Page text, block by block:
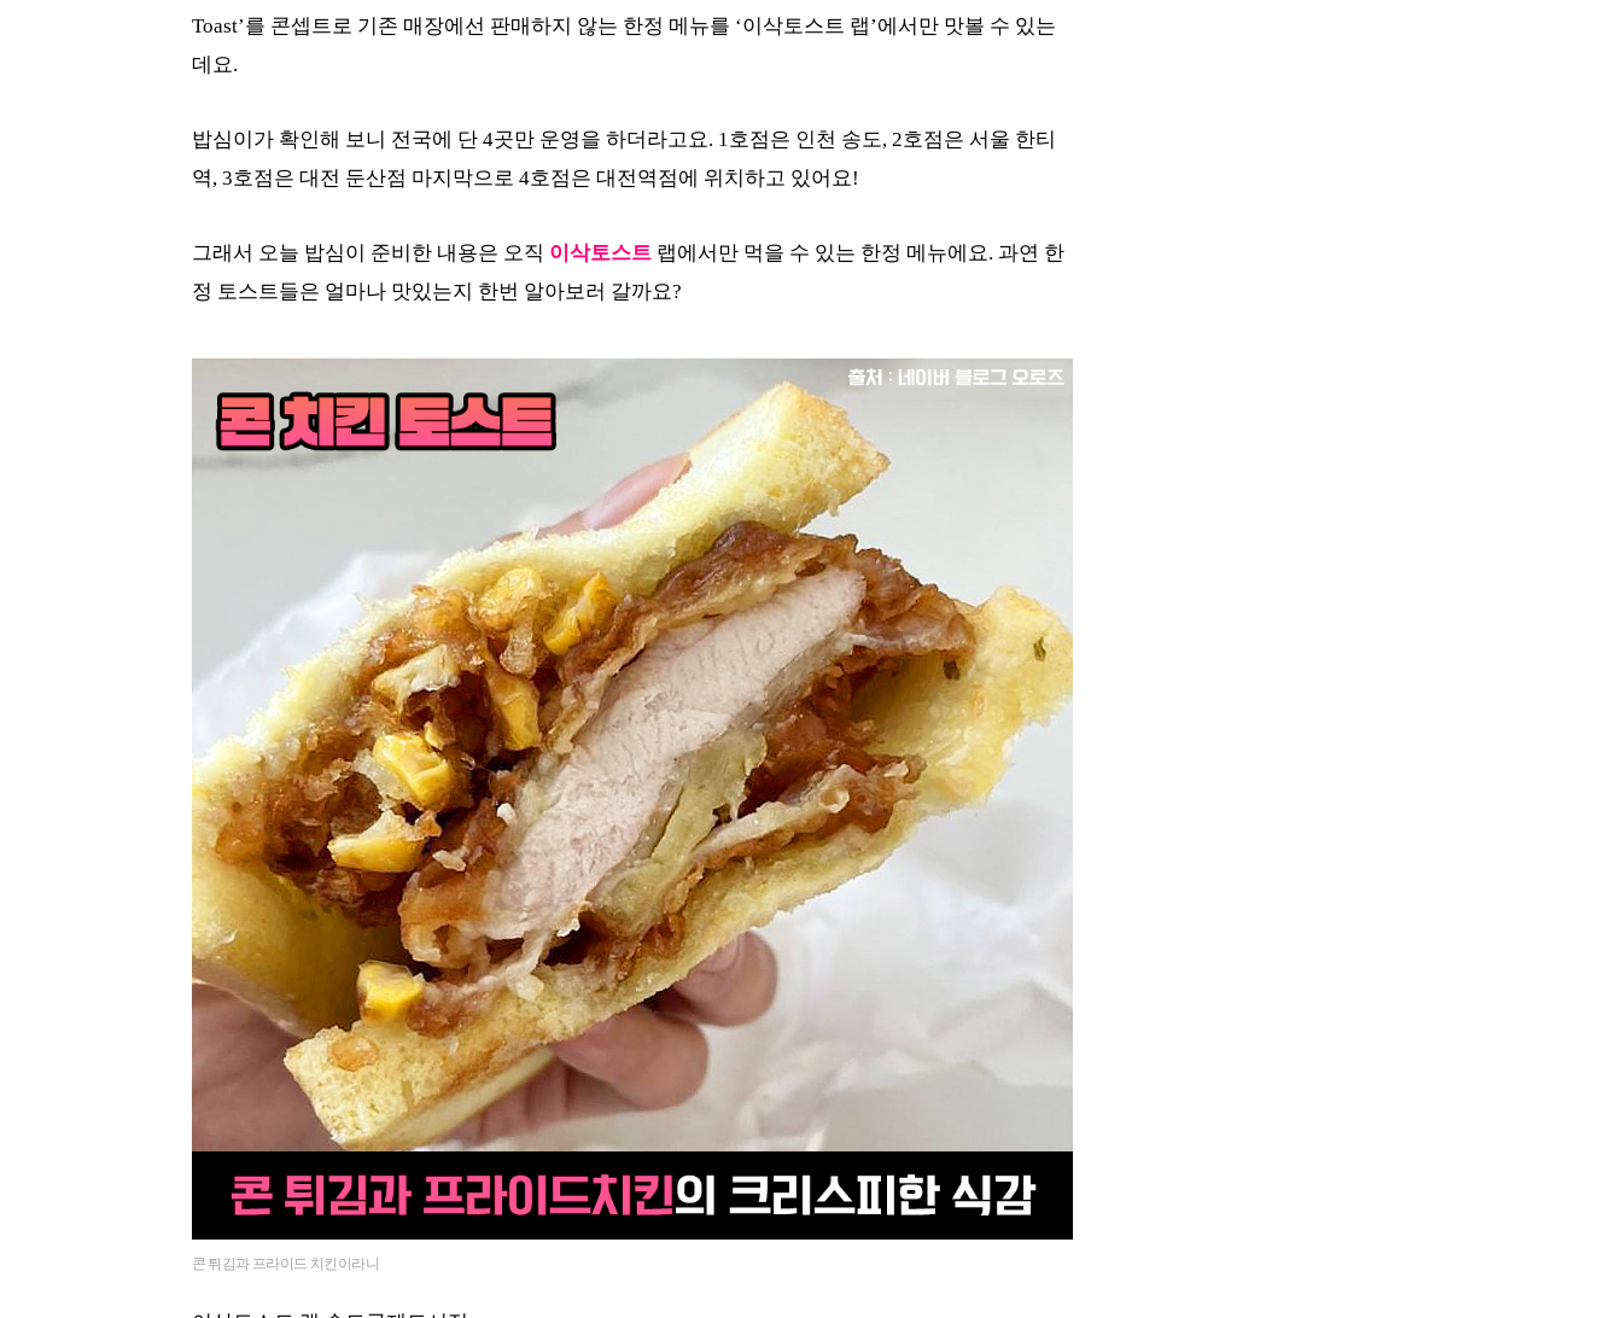
Toast’를 콘셉트로 기존 매장에선 판매하지 않는 한정 메뉴를 ‘이삭토스트 랩’에서만 맛볼 수 있는
데요.
밥심이가 확인해 보니 전국에 단 4곳만 운영을 하더라고요. 1호점은 인천 송도, 2호점은 서울 한티
역, 3호점은 대전 둔산점 마지막으로 4호점은 대전역점에 위치하고 있어요!
그래서 오늘 밥심이 준비한 내용은 오직 이삭토스트랩에서만 먹을 수 있는 한정 메뉴에요. 과연 한
정 토스트들은 얼마나 맛있는지 한번 알아보러 갈까요?
콘 튀김과 프라이드 치킨이라니